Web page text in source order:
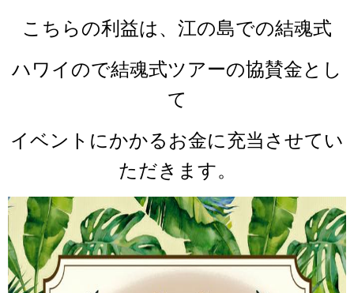
こちらの利益は、江の島での結魂式
ハワイので結魂式ツアーの協賛金とし
て
イベントにかかるお金に充当させてい
ただきます。